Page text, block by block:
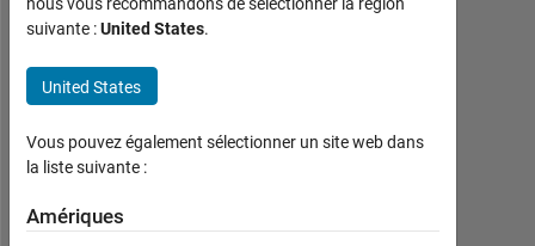
Last
plus
de 2
y a
Actif
depuis
suivante :United States.
United States
Vous pouvez également sélectionner un site web dans
la liste suivante :
Amériques